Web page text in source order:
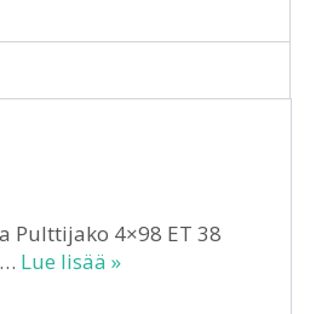
Pulttijako 4×98 ET 38
Lue lisää »